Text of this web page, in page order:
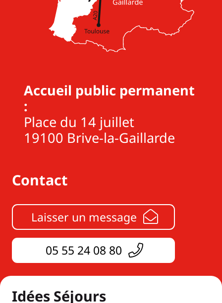
Accueil public permanent
:
Place du 14 juillet
19100 Brive-la-Gaillarde
Contact
Laisser un message
05 55 24 08 80
Idées Séjours